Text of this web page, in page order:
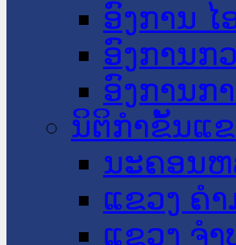
ອົງການ
ອົງການກ
ອົງການກ
ນິຕິກໍາຂັ້ນແ
ນະ​ຄອນ​ຫ
ແຂວງ ຄໍ
ແຂວງ ຈໍາ